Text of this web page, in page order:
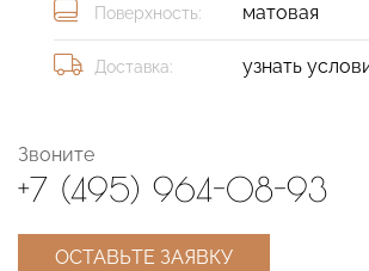
Поверхность: матовая
Доставка: узнать
Звоните
+7 (495) 964-08-93
ОСТАВЬТЕ ЗАЯВКУ